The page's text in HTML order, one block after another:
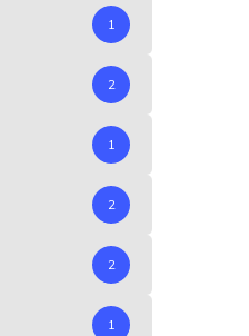
1
2
1
2
2
1